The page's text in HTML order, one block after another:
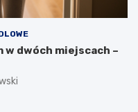
w dwóch miejscach –